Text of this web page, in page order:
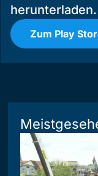
herunterladen.
Zum Play